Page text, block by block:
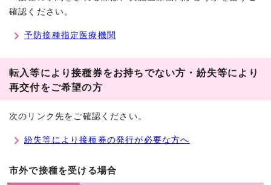
確認ください。
予防接種指定医療機関
転入等により接種券をお持ちでない方・紛失等により
再交付をご希望の方
次のリンク先をご確認ください。
紛失等により接種券の発行が必要な方へ
市外で接種を受ける場合